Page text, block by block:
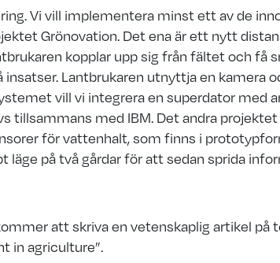
Vi vill implementera minst ett av de
Grönovation. Det ena är ett nytt
kopplar upp sig från fältet och få
insatser. Lantbrukaren utnyttja en kamera
vill vi integrera en superdator med
tillsammans med IBM. Det andra
för vattenhalt, som finns i
läge på två gårdar för att sedan sprida
att skriva en vetenskaplig artikel på
in agriculture”.